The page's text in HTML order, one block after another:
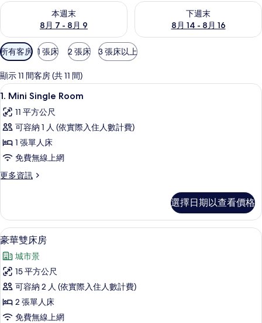
本週末
8月 7 - 8月 9
查看本週末 (8月 7 - 8月 9) 的供應情況
下週末
8月 14 - 8月 16
查看下週末 (8月 14 - 8月 16)
可
用
的
客
房
篩
選
條
所有客房 1 張床 2 張床 3 張床以上
顯示 11 間客房 (共 11 間)
顯
示
1.
Mini
Single
Room
的
相
片
13
1. Mini Single Room
11 平方公尺
可容納 1 人 (依實際入住人數計費)
1 張單人床
免費無線上網
更多資訊
更
Single
Room
的
情
選擇日期以查看價格
顯
示
豪
華
雙
床
11
豪華雙床房
城市景
15 平方公尺
可容納 2 人 (依實際入住人數計費)
2 張單人床
免費無線上網